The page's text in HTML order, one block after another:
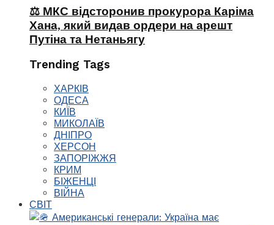
⚖️ МКС відсторонив прокурора Каріма
Хана, який видав ордери на арешт
Путіна та Нетаньягу
Trending Tags
ХАРКІВ
ОДЕСА
КИЇВ
МИКОЛАЇВ
ДНІПРО
ХЕРСОН
ЗАПОРІЖЖЯ
КРИМ
БІЖЕНЦІ
ВІЙНА
СВІТ